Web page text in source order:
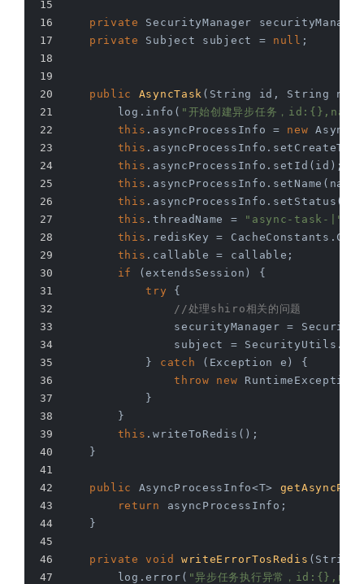
private
SecurityManager
private
Subject subject = null ;
public AsyncTask (String id, String
        log.info(
"开始创建异步任务，
this .asyncProcessInfo = new
this
this .asyncProcessInfo.setId(id);
this
this
this .threadName = "async-task-|"
this .redisKey =
this .callable = callable;
if
(extendsSession) {
try
{
//处理shiro相关的问题
securityManager =
subject =
            }
catch (Exception e) {
throw
new
            }
        }
this .writeToRedis();
    }
public AsyncProcessInfo<T>
return
asyncProcessInfo;
    }
private void writeErrorTosRedis (String
        log.error(
"异步任务执行异常，